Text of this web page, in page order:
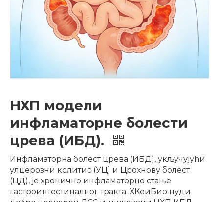
НХП модели
инфламаторне болести
црева (ИБД).
Инфламаторна болест црева (ИБД), укључујући
улцерозни колитис (УЦ) и Црохнову болест
(ЦД), је хронично инфламаторно стање
гастроинтестиналног тракта. ХКеиБио нуди